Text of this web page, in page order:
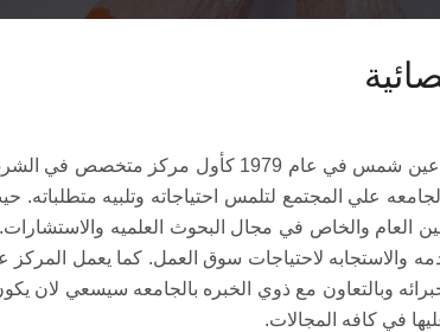
تأسس مركز البحوث والدراسات التجاريه والاحصائيه بكلية
علي المجتمع لتلمس احتياجاته وتلبيه متطلباته.
العام والخاص في مجال البحوث العلميه
لاحتياجات سوق العمل. كما يعمل المركز
وبالتعاون مع ذوي الخبره بالجامعه سيسعي لان
في كافه المجالات.